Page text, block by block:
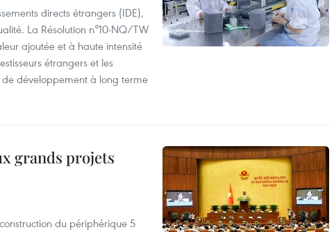
directs étrangers (IDE),
La Résolution n°10-NQ/TW
ajoutée et à haute intensité
étrangers et les
développement à long terme
grands projets
du périphérique 5